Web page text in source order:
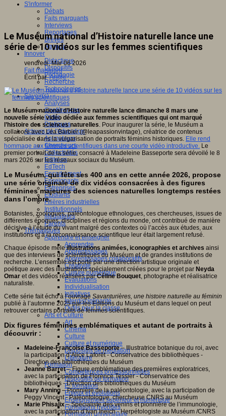
S'informer
Débats
Faits marquants
Interviews
Reportages
Brèves
Agenda
Innover
Didactique
Dispositifs
Pédagogie
Recherche
Technologies
Savoir(s)
Analyses
Conférences
Outils
Pratiques
Acteurs de l'éducation
Animateurs
Chercheurs
Collectivités
Editeurs
EdTech
Encadrement
Enseignants
Entreprises
Etudiants
Filières industrielles
Institutionnels
Médiateurs
Parents
Thématiques
Apprendre et enseigner
Apprendre
Apprentissages
Apprentissages collaboratifs
Créativité
Culture numérique
Evaluations
Individualisation
Initiatives
Interdisciplinarité
Outils pour la classe
Arts et Culture
Art
Cinéma
Culture
Culture et numérique
Dispositifs de médiation
Littérature
Formation
Compétences professionnelles
Dispositifs de formation
E- formation
Enjeux et évolutions
Enseignement supérieur et numérique
Formations hybrides
Formation universitaire
Le Muséum national d’Histoire naturelle lance une
série de 10 vidéos sur les femmes scientifiques
vendredi, Mar 06 2026
Fait marquant
Écrit parAn@é
Le Muséum national d’Histoire naturelle lance dimanche 8 mars une
nouvelle série vidéo dédiée aux femmes scientifiques qui ont marqué
l’histoire des sciences naturelles. Pour inaugurer la série, le Muséum a
collaboré avec Léa Barbier (@leapassionvintage), créatrice de contenus
spécialisée dans la vulgarisation de portraits féminins historiques. Elle rend
hommage aux femmes scientifiques dans une courte vidéo introductive. Le
premier portrait de la série, consacré à Madeleine Basseporte sera dévoilé le 8
mars 2026 sur les réseaux sociaux du Muséum.
Le Muséum, qui fête ses 400 ans en cette année 2026, propose
une série originale de dix vidéos consacrées à des figures
féminines majeures des sciences naturelles longtemps restées
dans l’ombre.
Botanistes, zoologues, paléontologue ethnologues, ces chercheuses, issues de
différentes époques, disciplines et régions du monde, ont contribué de manière
décisive à l’étude du vivant malgré des contextes où l’accès aux études, aux
institutions et à la reconnaissance scientifique leur était largement refusé.
Chaque épisode mêleillustrations animées, iconographies et archives ainsi
que des interviews de scientifiques du Muséum et de grandes institutions de
recherche. L’ensemble est porté par une direction artistique originale et
poétique avec des illustrations spécialement créées pour le projet par Neyda
Omar et des vidéos réalisées parCéline Bouquet, photographe et réalisatrice
naturaliste.
Cette série fait écho à l’ouvrage Savanturières, une histoire naturelle au féminin
publié à l’automne 2025 par les Editions du Muséum et dans lequel on peut
retrouver certains portraits de femmes scientifiques.
Dix figures féminines emblématiques et autant de portraits à
découvrir :
Madeleine-Françoise Basseporte– Illustratrice botanique du roi, avec
la participation d’Alice Laforêt - Conservatrice des bibliothèques -
Direction des bibliothèques du Muséum
Jeanne Barret– Figure emblématique des premières exploratrices,
avec la participation de Florence Tessier - Conservatrice des
bibliothèques - Direction des bibliothèques du Muséum
Mary Anning – Pionnière de la paléontologie, avec la participation de
Peggy Vincent - Paléontologue, chercheuse CNRS au Muséum
Marie Phisalix– Spécialiste des venins et pionnière de l’immunologie,
avec la participation d’Ivan Ineich - Herpétologiste au Muséum /CNRS